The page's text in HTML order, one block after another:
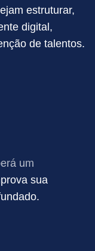
estruturar,
digital,
de talentos.
um
sua